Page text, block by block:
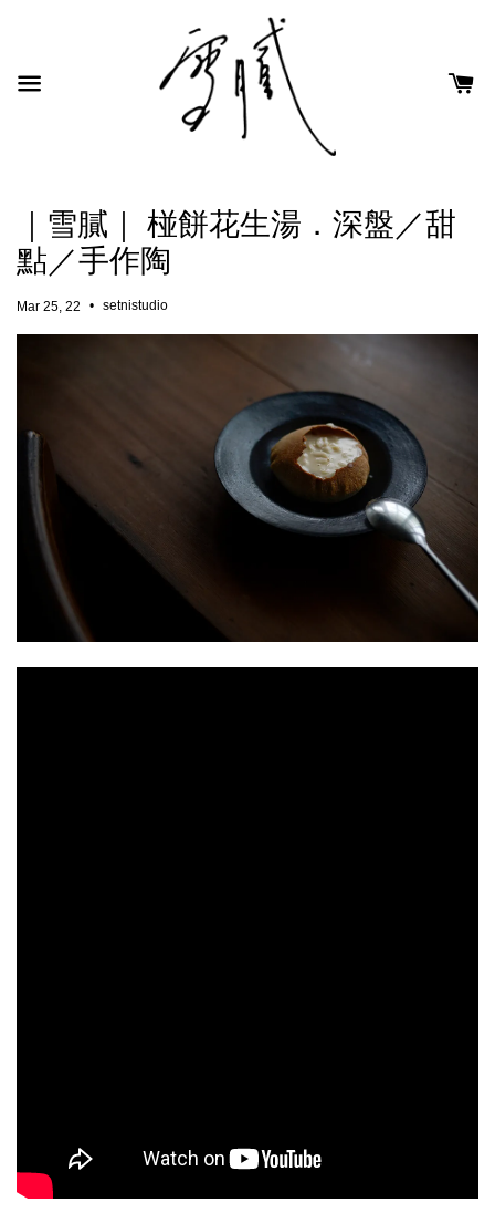
｜雪膩｜ 椪餅花生湯．深盤／甜
點／手作陶
Mar 25, 22 • setnistudio